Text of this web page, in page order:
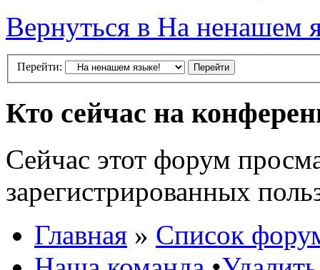
Вернуться в На ненашем
Перейти:
Кто сейчас на
Сейчас этот форум
зарегистрированных
Главная » Список